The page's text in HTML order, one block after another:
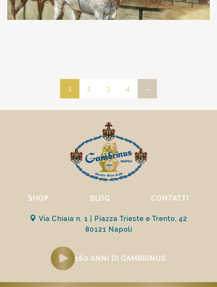
1 2 3 4 →
SHOP BLOG CONTATTI
Via Chiaia n. 1 | Piazza Trieste e Trento, 42
80121 Napoli
160 ANNI DI GAMBRINUS